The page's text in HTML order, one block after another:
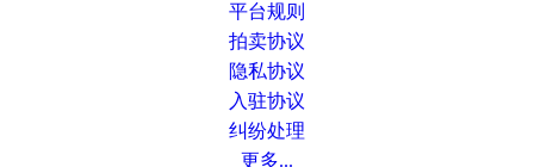
平台规则
拍卖协议
隐私协议
入驻协议
纠纷处理
更多...